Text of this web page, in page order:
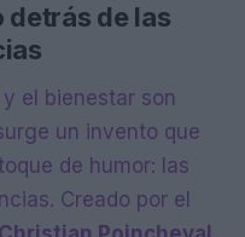
detrás de las
el bienestar son
un invento que
de humor: las
Creado por el